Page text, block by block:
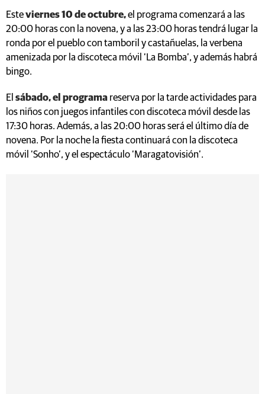
Esteviernes 10 de octubre,el programa comenzará a las
20:00 horas con la novena, y a las 23:00 horas tendrá lugar la
ronda por el pueblo con tamboril y castañuelas, la verbena
amenizada por la discoteca móvil ‘La Bomba’, y además habrá
bingo.
El sábado, el programa reserva por la tarde actividades para
los niños con juegos infantiles con discoteca móvil desde las
17:30 horas. Además, a las 20:00 horas será el último día de
novena. Por la noche la fiesta continuará con la discoteca
móvil ‘Sonho’, y el espectáculo ‘Maragatovisión’.